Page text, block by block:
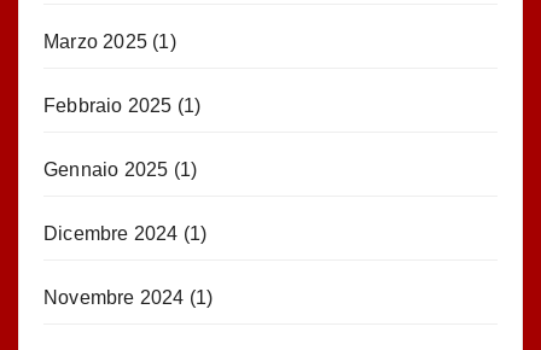
Marzo 2025 (1)
Febbraio 2025 (1)
Gennaio 2025 (1)
Dicembre 2024 (1)
Novembre 2024 (1)